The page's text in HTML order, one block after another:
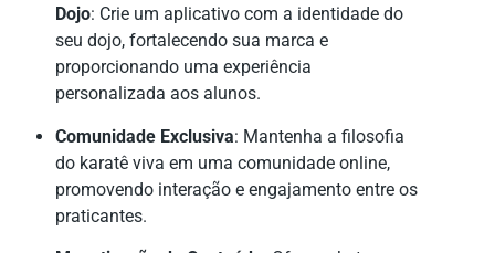
Dojo: Crie um aplicativo com a identidade do
seu dojo, fortalecendo sua marca e
proporcionando uma experiência
personalizada aos alunos.
Comunidade Exclusiva: Mantenha a filosofia
do karatê viva em uma comunidade online,
promovendo interação e engajamento entre os
praticantes.